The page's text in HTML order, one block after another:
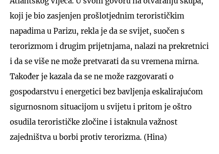
koji je bio zasjenjen prošlotjednim terorističkim
napadima u Parizu, rekla je da se svijet, suočen s
terorizmom i drugim prijetnjama, nalazi na prekretnici
i da se više ne može pretvarati da su vremena mirna.
Također je kazala da se ne može razgovarati o
gospodarstvu i energetici bez bavljenja eskalirajućom
sigurnosnom situacijom u svijetu i pritom je oštro
osudila terorističke zločine i istaknula važnost
zajedništva u borbi protiv terorizma. (Hina)